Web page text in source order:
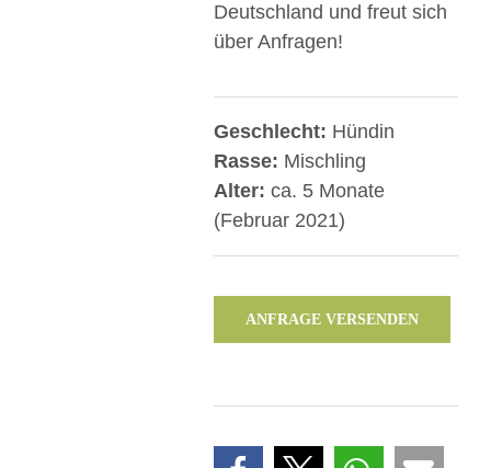
Deutschland und freut sich
über Anfragen!
Geschlecht: Hündin
Rasse: Mischling
Alter: ca. 5 Monate
(Februar 2021)
ANFRAGE VERSENDEN